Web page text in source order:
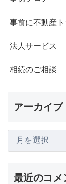
事前に不動産
法人サービス
相続のご相談
アーカイブ
最近のコメ